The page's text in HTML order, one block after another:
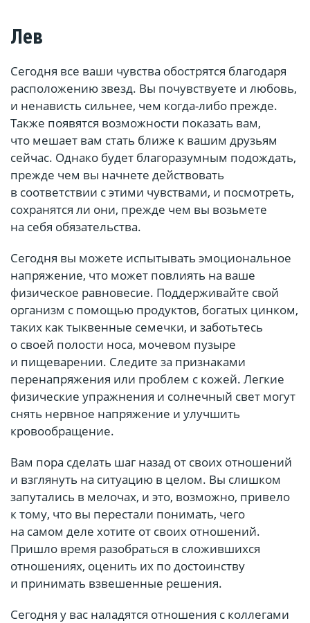
Лев
Сегодня все ваши чувства обострятся благодаря
расположению звезд. Вы почувствуете и любовь,
и ненависть сильнее, чем когда-либо прежде.
Также появятся возможности показать вам,
что мешает вам стать ближе к вашим друзьям
сейчас. Однако будет благоразумным подождать,
прежде чем вы начнете действовать
в соответствии с этими чувствами, и посмотреть,
сохранятся ли они, прежде чем вы возьмете
на себя обязательства.
Сегодня вы можете испытывать эмоциональное
напряжение, что может повлиять на ваше
физическое равновесие. Поддерживайте свой
организм с помощью продуктов, богатых цинком,
таких как тыквенные семечки, и заботьтесь
о своей полости носа, мочевом пузыре
и пищеварении. Следите за признаками
перенапряжения или проблем с кожей. Легкие
физические упражнения и солнечный свет могут
снять нервное напряжение и улучшить
кровообращение.
Вам пора сделать шаг назад от своих отношений
и взглянуть на ситуацию в целом. Вы слишком
запутались в мелочах, и это, возможно, привело
к тому, что вы перестали понимать, чего
на самом деле хотите от своих отношений.
Пришло время разобраться в сложившихся
отношениях, оценить их по достоинству
и принимать взвешенные решения.
Сегодня у вас наладятся отношения с коллегами